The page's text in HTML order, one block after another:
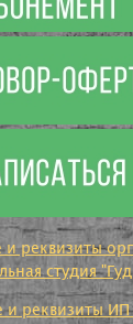
и реквизиты
студия
и реквизиты